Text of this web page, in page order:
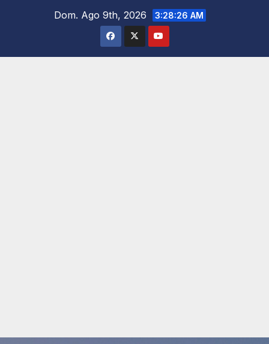
Dom. Ago 9th, 2026 3:28:27 AM